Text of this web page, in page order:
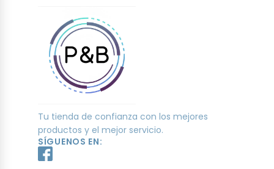
Tu tienda de confianza con los mejores
productos y el mejor servicio.
SÍGUENOS EN: